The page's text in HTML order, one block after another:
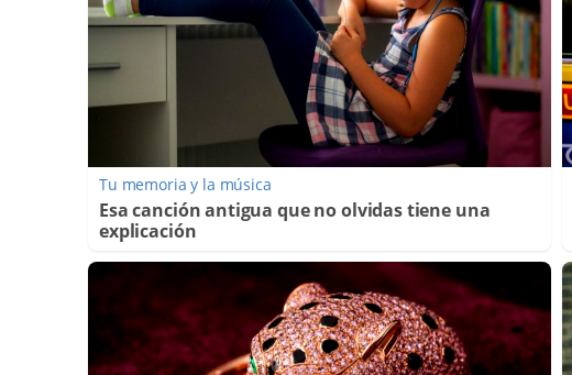
Tu memoria y la música
Esa canción antigua que no olvidas tiene una
explicación